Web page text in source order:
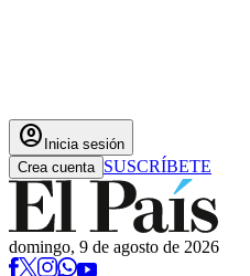
account_circle Inicia sesión
Crea cuenta SUSCRÍBETE
domingo, 9 de agosto de 2026